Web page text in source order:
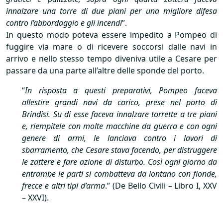
innalzare una torre di due piani per una migliore difesa
contro l’abbordaggio e gli incendi”.
In questo modo poteva essere impedito a Pompeo di
fuggire via mare o di ricevere soccorsi dalle navi in
arrivo e nello stesso tempo diveniva utile a Cesare per
passare da una parte all’altre delle sponde del porto.
“In risposta a questi preparativi, Pompeo faceva
allestire grandi navi da carico, prese nel porto di
Brindisi. Su di esse faceva innalzare torrette a tre piani
e, riempitele con molte macchine da guerra e con ogni
genere di armi, le lanciava contro i lavori di
sbarramento, che Cesare stava facendo, per distruggere
le zattere e fare azione di disturbo. Così ogni giorno da
entrambe le parti si combatteva da lontano con fionde,
frecce e altri tipi d’arma.” (De Bello Civili – Libro I,XXV
–XXVI).